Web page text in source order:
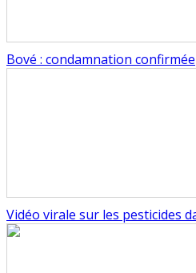
Bové : condamnation confirmée
Vidéo virale sur les pesticides